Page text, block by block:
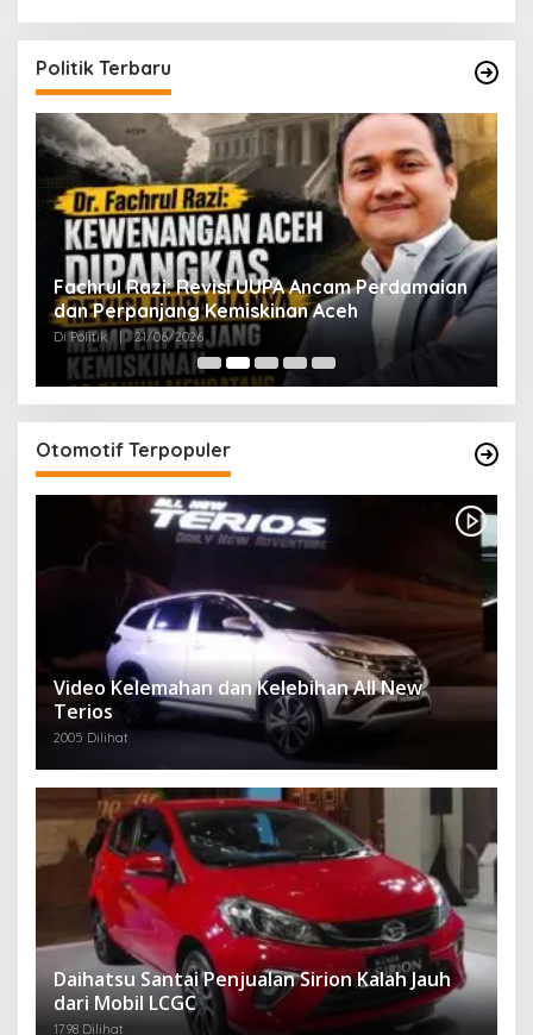
Politik Terbaru
Fachrul Razi: Revisi UUPA Ancam Perdamaian
dan Perpanjang Kemiskinan Aceh
Di Politik 21/06/2026
Otomotif Terpopuler
Video Kelemahan dan Kelebihan All New
Terios
2005 Dilihat
Daihatsu Santai Penjualan Sirion Kalah Jauh
dari Mobil LCGC
1798 Dilihat